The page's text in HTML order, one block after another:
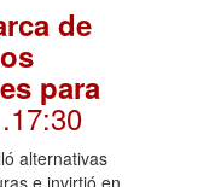
de
para
.17:30
alternativas
e invirtió en